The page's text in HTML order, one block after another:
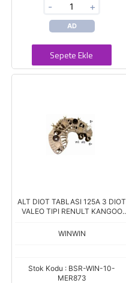
- +
AD
Sepete Ekle
ALT DIOT TABLASI 125A 3 DIOT
VALEO TIPI RENULT KANGOO
WINWIN
Stok Kodu : BSR-WIN-10-
MER873